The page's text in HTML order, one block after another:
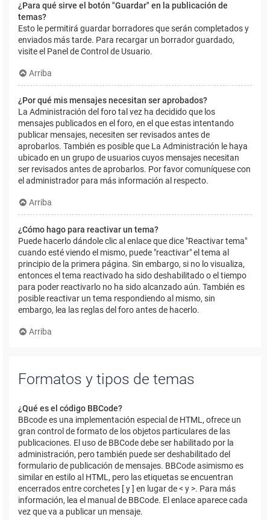
¿Para qué sirve el botón "Guardar" en la publicación de
temas?
Esto le permitirá guardar borradores que serán completados y
enviados más tarde. Para recargar un borrador guardado,
visite el Panel de Control de Usuario.
Arriba
¿Por qué mis mensajes necesitan ser aprobados?
La Administración del foro tal vez ha decidido que los
mensajes publicados en el foro, en el que estas intentando
publicar mensajes, necesiten ser revisados antes de
aprobarlos. También es posible que La Administración le haya
ubicado en un grupo de usuarios cuyos mensajes necesitan
ser revisados antes de aprobarlos. Por favor comuníquese con
el administrador para más información al respecto.
Arriba
¿Cómo hago para reactivar un tema?
Puede hacerlo dándole clic al enlace que dice "Reactivar tema"
cuando esté viendo el mismo, puede "reactivar" el tema al
principio de la primera página. Sin embargo, si no lo visualiza,
entonces el tema reactivado ha sido deshabilitado o el tiempo
para poder reactivarlo no ha sido alcanzado aún. También es
posible reactivar un tema respondiendo al mismo, sin
embargo, lea las reglas del foro antes de hacerlo.
Arriba
Formatos y tipos de temas
¿Qué es el código BBCode?
BBcode es una implementación especial de HTML, ofrece un
gran control de formato de los objetos particulares de las
publicaciones. El uso de BBCode debe ser habilitado por la
administración, pero también puede ser deshabilitado del
formulario de publicación de mensajes. BBCode asimismo es
similar en estilo al HTML, pero las etiquetas se encuentran
encerrados entre corchetes [ y ] en lugar de < y >. Para más
información, lea el manual de BBCode. El enlace aparece cada
vez que va a publicar un mensaje.